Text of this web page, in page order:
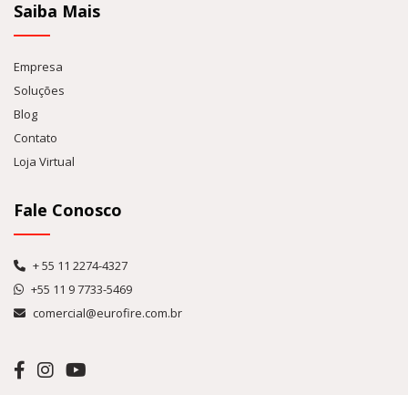
Saiba Mais
Empresa
Soluções
Blog
Contato
Loja Virtual
Fale Conosco
+ 55 11 2274-4327
+55 11 9 7733-5469
comercial@eurofire.com.br